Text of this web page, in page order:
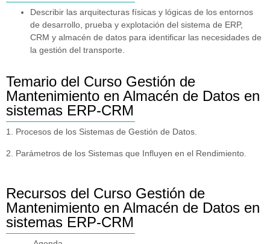
Describir las arquitecturas físicas y lógicas de los entornos
de desarrollo, prueba y explotación del sistema de ERP,
CRM y almacén de datos para identificar las necesidades de
la gestión del transporte.
Temario del Curso Gestión de
Mantenimiento en Almacén de Datos en
sistemas ERP-CRM
1. Procesos de los Sistemas de Gestión de Datos.
2. Parámetros de los Sistemas que Influyen en el Rendimiento.
Recursos del Curso Gestión de
Mantenimiento en Almacén de Datos en
sistemas ERP-CRM